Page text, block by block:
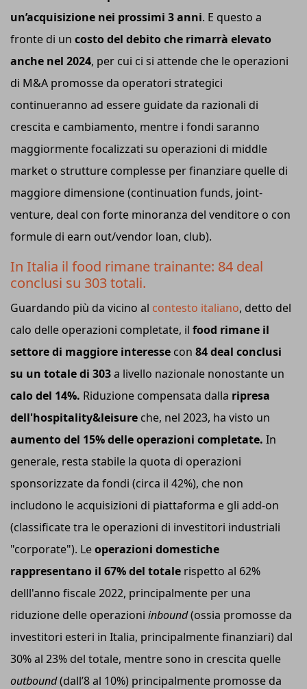
un’acquisizione nei prossimi 3 anni. E questo a
fronte di un costo del debito che rimarrà elevato
anche nel 2024, per cui ci si attende che le operazioni
di M&A promosse da operatori strategici
continueranno ad essere guidate da razionali di
crescita e cambiamento, mentre i fondi saranno
maggiormente focalizzati su operazioni di middle
market o strutture complesse per finanziare quelle di
maggiore dimensione (continuation funds, joint-
venture, deal con forte minoranza del venditore o con
formule di earn out/vendor loan, club).
In Italia il food rimane trainante: 84 deal
conclusi su 303 totali.
Guardando più da vicino al contesto italiano, detto del
calo delle operazioni completate, il food rimane il
settore di maggiore interesse con 84 deal conclusi
su un totale di 303a livello nazionale nonostante un
calo del 14%. Riduzione compensata dalla ripresa
dell'hospitality&leisure che, nel 2023, ha visto un
aumento del 15% delle operazioni completate. In
generale, resta stabile la quota di operazioni
sponsorizzate da fondi (circa il 42%), che non
includono le acquisizioni di piattaforma e gli add-on
(classificate tra le operazioni di investitori industriali
"corporate"). Leoperazioni domestiche
rappresentano il 67% del totale rispetto al 62%
delll'anno fiscale 2022, principalmente per una
riduzione delle operazioni inbound(ossia promosse da
investitori esteri in Italia, principalmente finanziari) dal
30% al 23% del totale, mentre sono in crescita quelle
outbound(dall’8 al 10%) principalmente promosse da